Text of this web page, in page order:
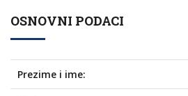
OSNOVNI PODACI
Prezime i ime: